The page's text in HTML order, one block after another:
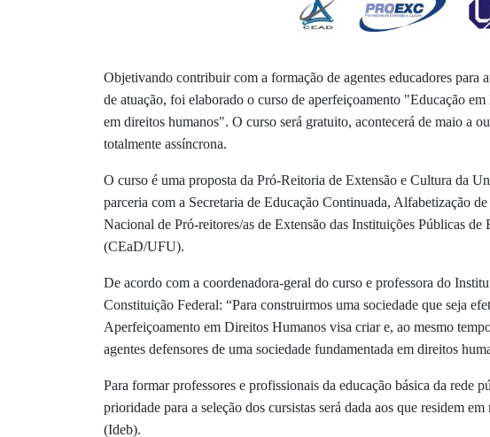
Objetivando contribuir com a formação de agentes educadores para
de atuação, foi elaborado o curso de aperfeiçoamento "Educação
em direitos humanos". O curso será gratuito, acontecerá de maio a
totalmente assíncrona.
O curso é uma proposta da Pró-Reitoria de Extensão e Cultura da
parceria com a Secretaria de Educação Continuada, Alfabetização
Nacional de Pró-reitores/as de Extensão das Instituições Públicas
(CEaD/UFU).
De acordo com a coordenadora-geral do curso e professora do
Constituição Federal: “Para construirmos uma sociedade que seja
Aperfeiçoamento em Direitos Humanos visa criar e, ao mesmo
agentes defensores de uma sociedade fundamentada em direitos
Para formar professores e profissionais da educação básica da rede
prioridade para a seleção dos cursistas será dada aos que residem
(Ideb).